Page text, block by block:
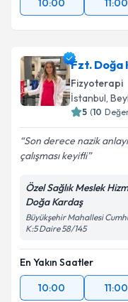
10:00
11:00
Fzt. Doğa
Fizyoterapi
İstanbul,
5 (10
Son derece nazik
çalışması keyifli
Özel Sağlık Meslek
Doğa Kardaş
Büyükşehir Mahallesi
K:5 Daire 58/145
En Yakın Saatler
10:00
11:00